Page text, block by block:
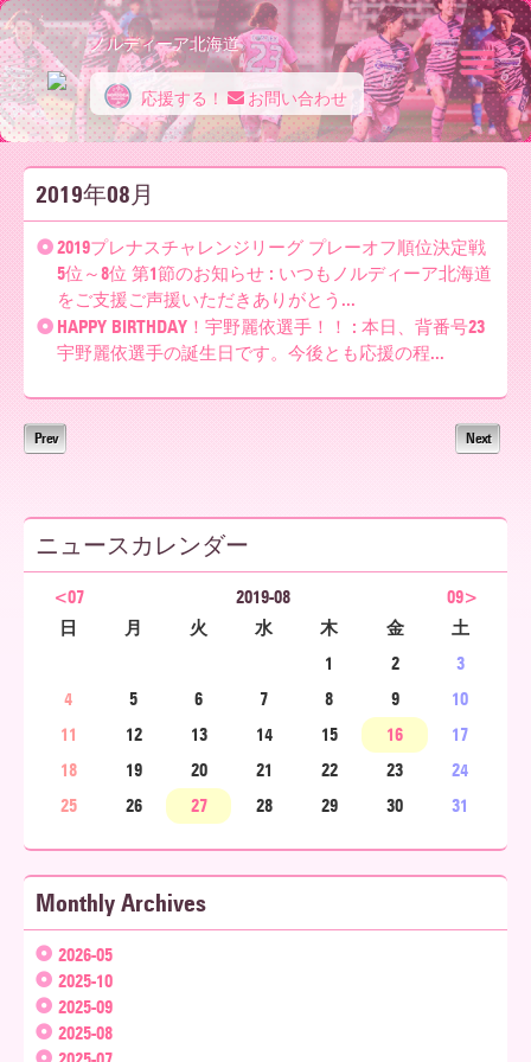
ノ
ル
デ
ィ
ー
ア
北
海
道
ノルディーア北海道
応援する！ お問い合わせ
2019年08月
2019プレナスチャレンジリーグ プレーオフ順位決定戦
5位～8位 第1節のお知らせ : いつもノルディーア北海道
をご支援ご声援いただきありがとう...
HAPPY BIRTHDAY！宇野麗依選手！！ : 本日、背番号23
宇野麗依選手の誕生日です。今後とも応援の程...
Prev Next
ニュースカレンダー
<07 2019-08
09>
日
月 火 水 木 金
土
1
2
3
4
5 6 7 8 9
10
11
12 13 14 15 16
17
18
19 20 21 22 23
24
25
26 27 28 29 30 31
Monthly Archives
2026-05
2025-10
2025-09
2025-08